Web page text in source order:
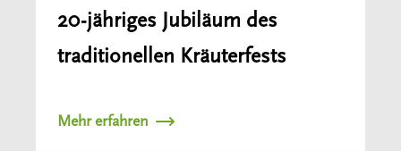
20-jähriges Jubiläum des
traditionellen Kräuterfests
Mehr erfahren